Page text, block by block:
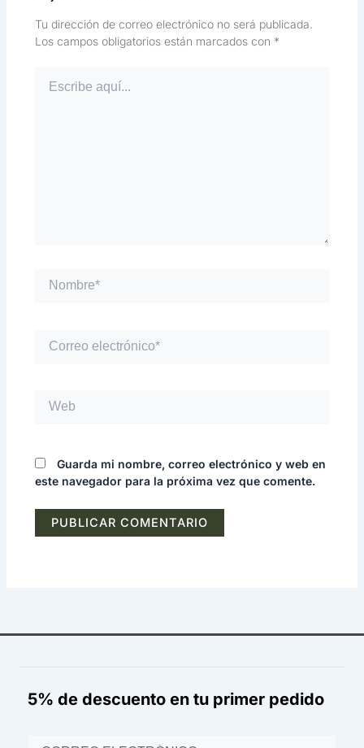
Tu dirección de correo electrónico no será publicada.
Los campos obligatorios están marcados con *
aquí...
Nombre*
Correo
electrónico*
Web
Guarda mi nombre, correo electrónico y web en
este navegador para la próxima vez que comente.
5% de descuento en tu primer pedido
Email